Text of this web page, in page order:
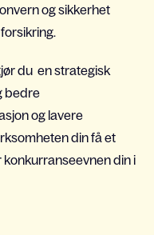
og sikkerhet
du en strategisk
bedre
og lavere
din få et
din i